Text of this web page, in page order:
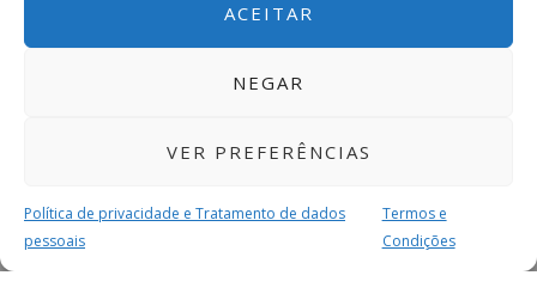
ACEITAR
NEGAR
VER PREFERÊNCIAS
Política de privacidade e Tratamento de dados
pessoais
Termos e
Condições